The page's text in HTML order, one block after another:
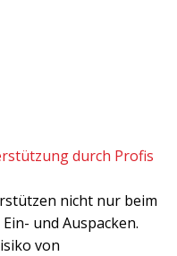
durch Profis
nicht nur beim
und Auspacken.
von